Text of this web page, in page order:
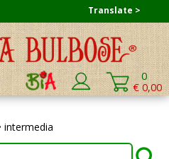
Cerca:
0
€ 0,00
intermedia
Translate >